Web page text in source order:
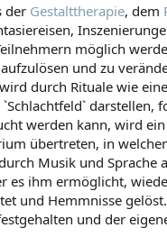
der Gestalttherapie, dem
möglich
aufzulösen und zu
durch Rituale wie
werden kann, wird
übertreten, in
Musik und
es ihm ermöglicht,
und Hemmnisse
und der